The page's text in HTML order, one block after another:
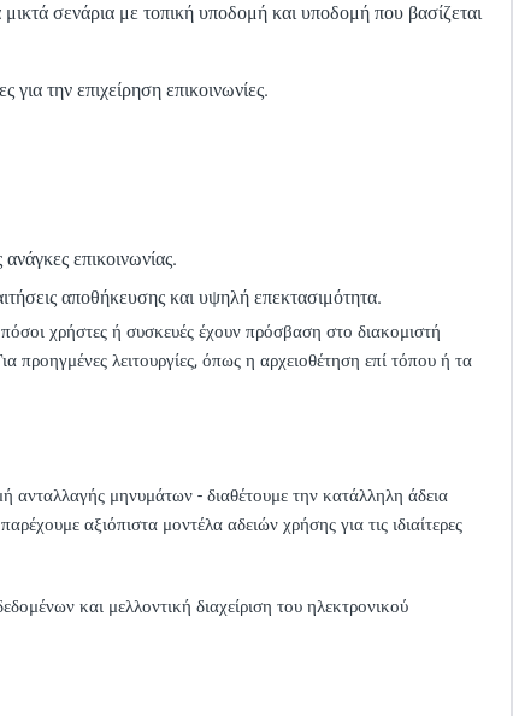
σενάρια με τοπική υποδομή και υποδομή που βασίζεται
για την επιχείρηση επικοινωνίες.
επικοινωνίας.
αποθήκευσης και υψηλή επεκτασιμότητα.
χρήστες ή συσκευές έχουν πρόσβαση στο διακομιστή
προηγμένες λειτουργίες, όπως η αρχειοθέτηση επί τόπου ή τα
ανταλλαγής μηνυμάτων - διαθέτουμε την κατάλληλη άδεια
αξιόπιστα μοντέλα αδειών χρήσης για τις ιδιαίτερες
και μελλοντική διαχείριση του ηλεκτρονικού